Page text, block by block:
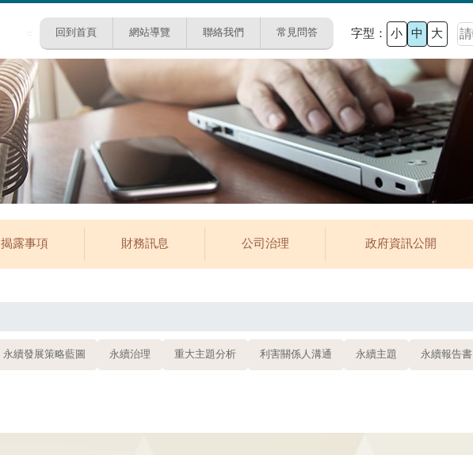
回到首頁 網站導覽 聯絡我們 常見問答 字型： 小 中 大
揭露事項 財務訊息 公司治理 政府資訊公開
永續發展策略藍圖 永續治理 重大主題分析 利害關係人溝通 永續主題 永續報告書